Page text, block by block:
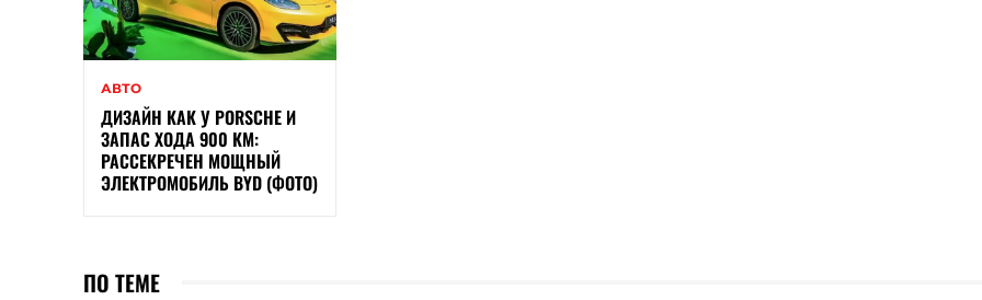
АВТО
ДИЗАЙН КАК У PORSCHE И
ЗАПАС ХОДА 900 КМ:
РАССЕКРЕЧЕН МОЩНЫЙ
ЭЛЕКТРОМОБИЛЬ BYD (ФОТО)
ПО ТЕМЕ